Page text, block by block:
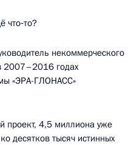
что‑то?
некоммерческого
2007–2016 годах
«ЭРА-ГЛОНАСС»
проект, 4,5 миллиона уже
десятков тысяч истинных